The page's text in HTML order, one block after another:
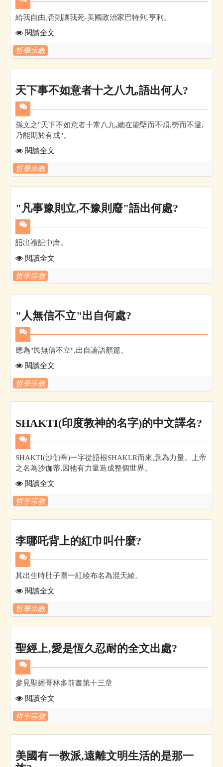
給我自由,否則讓我死-美國政治家巴特列.亨利。
閱讀全文
哲學宗教
天下事不如意者十之八九,語出何人?
孫文之"天下不如意者十常八九,總在能堅而不煩,勞而不避,
乃能期於有成"。
閱讀全文
哲學宗教
"凡事豫則立,不豫則廢"語出何處?
語出禮記中庸。
閱讀全文
哲學宗教
"人無信不立"出自何處?
應為"民無信不立",出自論語顏篇。
閱讀全文
哲學宗教
SHAKTI(印度教神的名字)的中文譯名?
SHAKTI(沙伽蒂)一字從語根SHAKLR而來,意為力量。上帝
之名為沙伽蒂,因祂有力量造成整個世界。
閱讀全文
哲學宗教
李哪吒背上的紅巾叫什麼?
其出生時肚子圍一紅綾布名為混天綾。
閱讀全文
哲學宗教
聖經上,愛是恆久忍耐的全文出處?
參見聖經哥林多前書第十三章
閱讀全文
哲學宗教
美國有一教派,遠離文明生活的是那一